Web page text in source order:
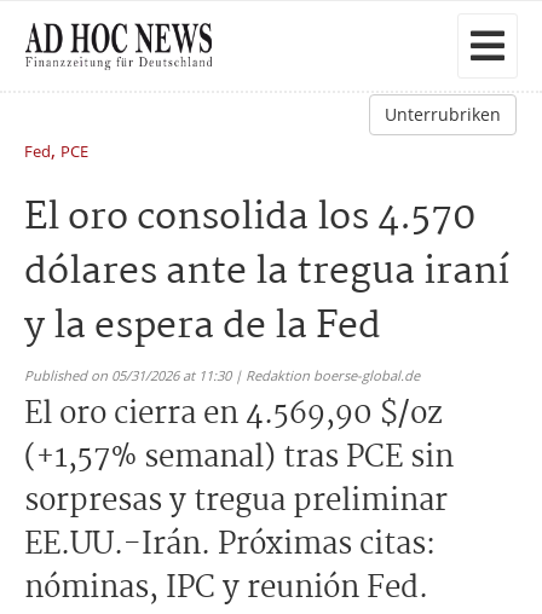
Unterrubriken
Fed, PCE
El oro consolida los 4.570
dólares ante la tregua iraní
y la espera de la Fed
Published on 05/31/2026 at 11:30 | Redaktion boerse-global.de
El oro cierra en 4.569,90 $/oz
(+1,57% semanal) tras PCE sin
sorpresas y tregua preliminar
EE.UU.-Irán. Próximas citas:
nóminas, IPC y reunión Fed.